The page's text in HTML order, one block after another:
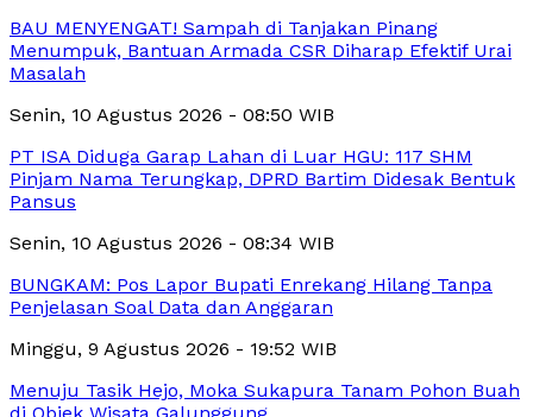
BAU MENYENGAT! Sampah di Tanjakan Pinang
Menumpuk, Bantuan Armada CSR Diharap Efektif Urai
Masalah
Senin, 10 Agustus 2026 - 08:50 WIB
PT ISA Diduga Garap Lahan di Luar HGU: 117 SHM
Pinjam Nama Terungkap, DPRD Bartim Didesak Bentuk
Pansus
Senin, 10 Agustus 2026 - 08:34 WIB
BUNGKAM: Pos Lapor Bupati Enrekang Hilang Tanpa
Penjelasan Soal Data dan Anggaran
Minggu, 9 Agustus 2026 - 19:52 WIB
Menuju Tasik Hejo, Moka Sukapura Tanam Pohon Buah